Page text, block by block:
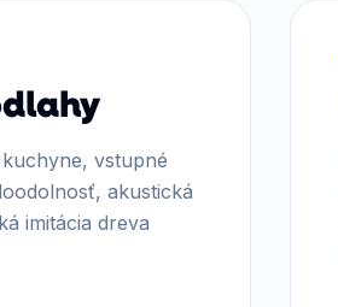
vstupné
akustická
imitácia dreva